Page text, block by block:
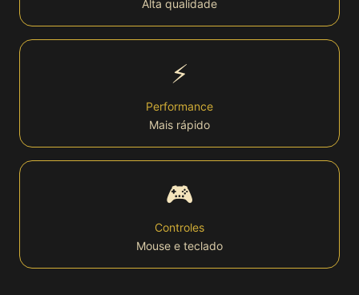
VIP
Lottery
🏆 Plataforma
Plataforma
Bet
Win
Alta qualidade
⚡
Performance
Mais rápido
🎮
Controles
Mouse e teclado